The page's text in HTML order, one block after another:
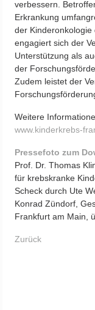
verbessern.
Erkrankung
der
engagiert sich der
Unterstützung als
der
Zudem leistet der
Weitere
www.kinderkrebs-
Pressefoto zum
Prof. Dr. Thomas
für krebskranke
Scheck durch Ute
Konrad Zündorf,
Frankfurt am Main,
Zurück